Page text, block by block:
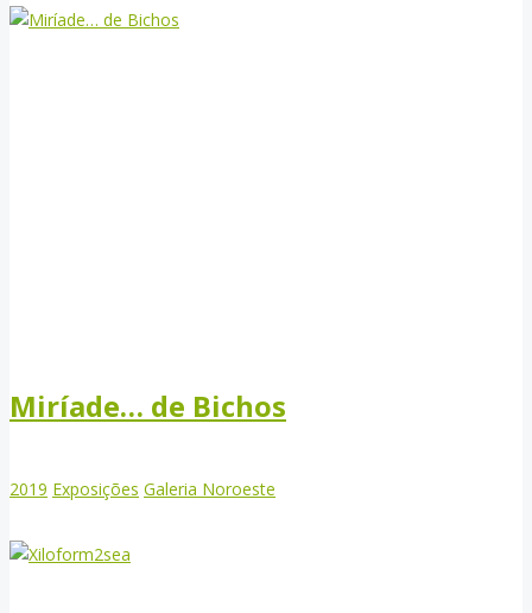
Miríade… de Bichos
2019 Exposições Galeria Noroeste